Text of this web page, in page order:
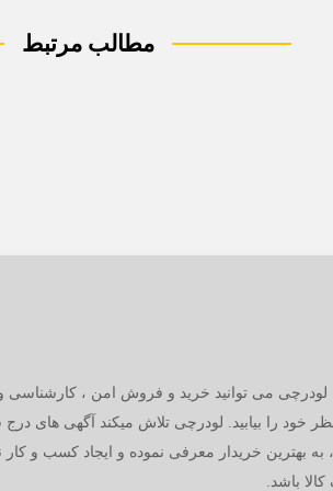
مطالب مرتبط
لودرچی می توانید خرید و فروش امن ، کارشناسی و
خود را بیابید. لودرچی تلاش میکند آگهی های
به بهترین خریدار معرفی نموده و ایجاد کسب و کار
باشد.